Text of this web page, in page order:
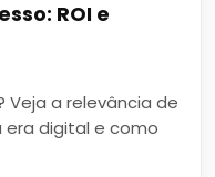
ROI e
Veja a relevância de
era digital e como